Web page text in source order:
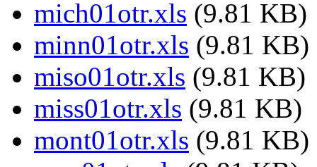
mich01otr.xls (9.81 KB)
minn01otr.xls (9.81 KB)
miso01otr.xls (9.81 KB)
miss01otr.xls (9.81 KB)
mont01otr.xls (9.81 KB)